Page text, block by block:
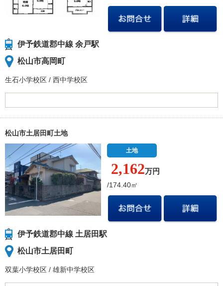
伊予鉄道郡中線 余戸駅
松山市高岡町
生石小学校区 / 西中学校区
松山市土居田町土地
土地
2,162万円
/174.40㎡
伊予鉄道郡中線 土居田駅
松山市土居田町
双葉小学校区 / 雄新中学校区